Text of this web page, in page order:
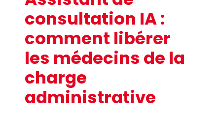
consultation IA :
comment libérer
les médecins de la
charge
administrative